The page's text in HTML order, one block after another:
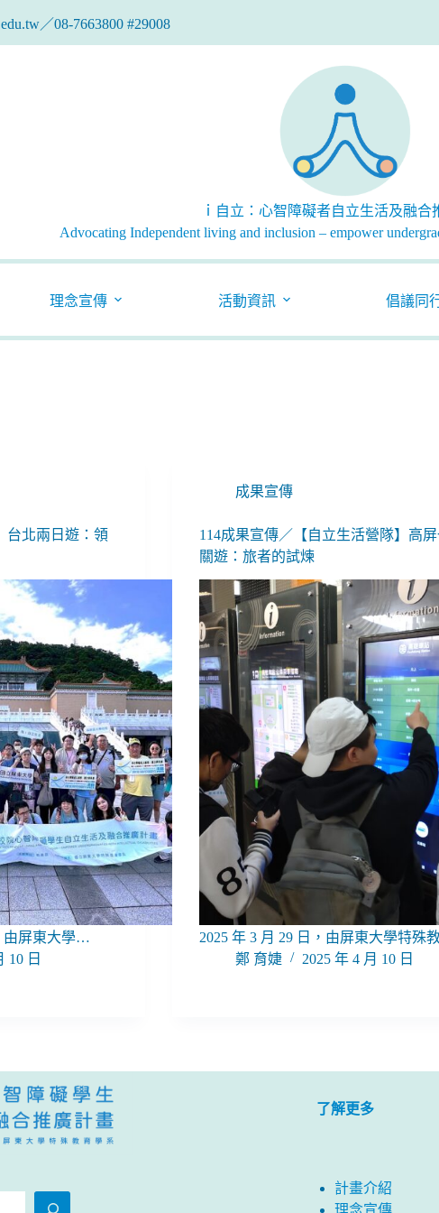
／08-7663800 #29008
ｉ自立：心智障礙者自立生活及融合
Advocating Independent living and inclusion – empower
理念宣傳 活動資訊 倡議同
台北兩日遊：領
由屏東大學…
10 日
成果宣傳
114成果宣傳／【自立生活營隊】高
關遊：旅者的試煉
2025 年 3 月 29 日，由屏東大學特殊
鄭 育婕
2025 年 4 月 10 日
了解更多
計畫介紹
理念宣傳